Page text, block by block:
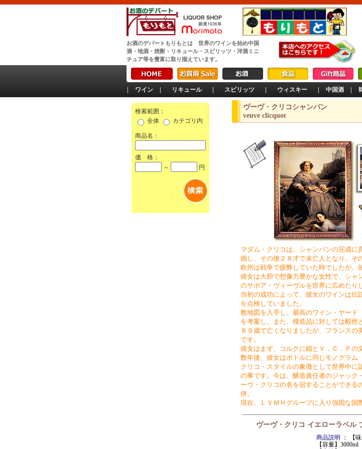
お酒のデパートもりもとは 世界のワインを始め中国
酒・地酒・焼酎・リキュール・スピリッツ・洋酒ミニ
チュア等を豊富に取り揃えています。
ワイン リキュール スピリッツ ウィスキー 中国酒
検索範囲：
全体
カテゴリ内
商品名：
価 格：
～
円
ヴーヴ・クリコシャンパン
veuve clicquot
マダム・クリコは、シャンパンの完成
婚し、その後２８才で未亡人となり、そ
欧州は戦争で疲弊していた時でしたが、
彼女は大胆で想像力豊かな女性で、シャ
のサボア・ヴィーヴルを世界に広めたり
当初の成功によって、彼女のワインは
を点検していました。
敷地図を入手し、最高のワイン・ヤード
を考案し、また、模造品に対しては毅然
８９歳で亡くなりましたが、フランス
です。
彼女はまず、コルクに錨とＶ．Ｃ．Ｐの
数年後、彼女はボトルに同じモノグラム
クリコ・スタイルの象徴として世界中
の事です。今は、醸造責任者のジャック
ーヴ・クリコの名を冠することができ
併。
現在、ＬＶＭＨグループに入り強固な
ヴーヴ・クリコ イエローラベル
商品説明 ：
【
【容量】3000ml